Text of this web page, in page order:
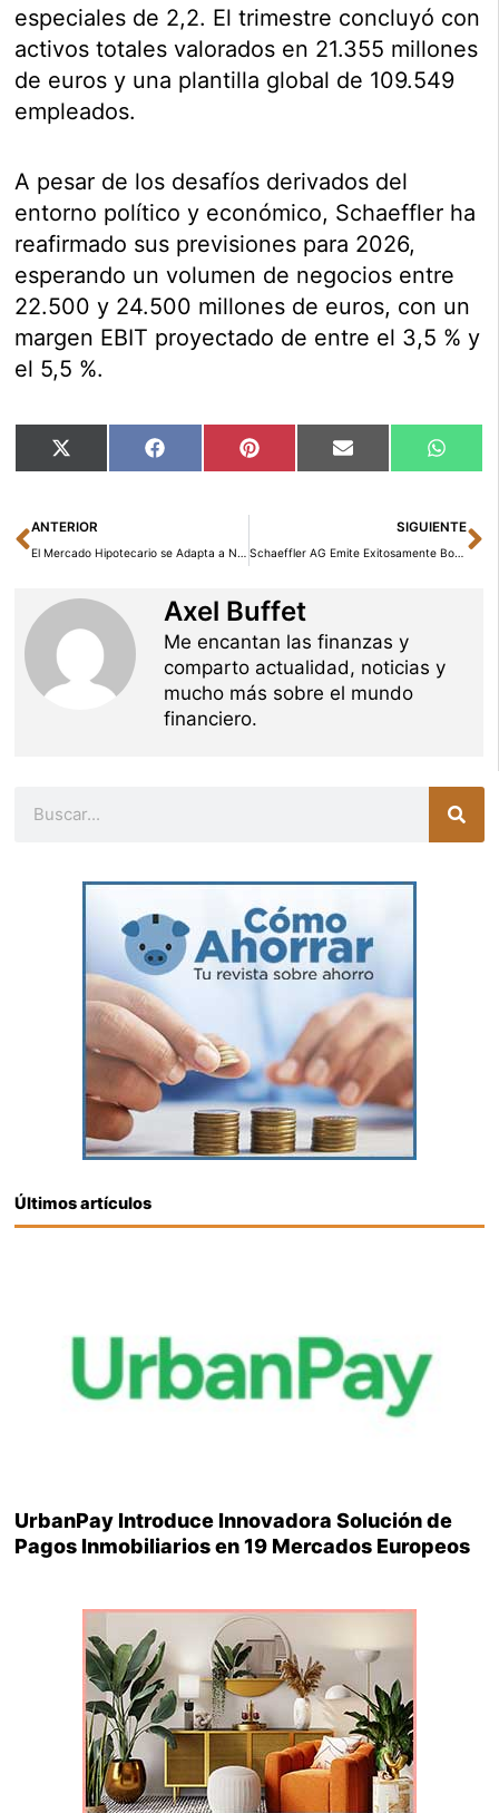
especiales de 2,2. El trimestre concluyó con
activos totales valorados en 21.355 millones
de euros y una plantilla global de 109.549
empleados.
A pesar de los desafíos derivados del
entorno político y económico, Schaeffler ha
reafirmado sus previsiones para 2026,
esperando un volumen de negocios entre
22.500 y 24.500 millones de euros, con un
margen EBIT proyectado de entre el 3,5 % y
el 5,5 %.
Compartir
en
X
(Twitter)
Compartir
en
Facebook Compartir
en
Pinterest Compartir
en
Email
en
Ant
ANTERIOR
El Mercado Hipotecario se Adapta a Nuevos Desafíos de Precios
SIGUIENTE
Schaeffler AG Emite Exitosamente Bonos por 1.000 Millones de Euros
Axel Buffet
Me encantan las finanzas y
comparto actualidad, noticias y
mucho más sobre el mundo
financiero.
Últimos artículos
UrbanPay Introduce Innovadora Solución de
Pagos Inmobiliarios en 19 Mercados Europeos